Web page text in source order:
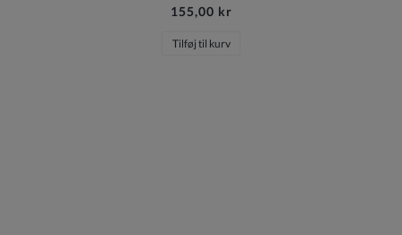
155,00 kr
Tilføj til kurv